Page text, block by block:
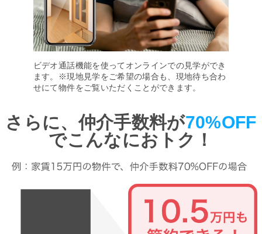
ビデオ通話機能を使ってオンラインでの見学ができ
ます。※現地見学をご希望の場合も、現地待ち合わ
せにて物件をご覧いただくことができます。
さらに、仲介手数料が70%OFF
でこんなにおトク！